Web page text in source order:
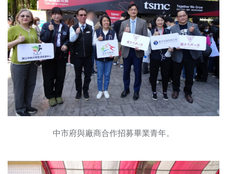
中市府與廠商合作招募畢業青年。